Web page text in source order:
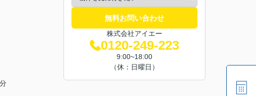
無料お問い合わせ
株式会社アイエー
0120-249-223
9:00~18:00
（休：日曜日）